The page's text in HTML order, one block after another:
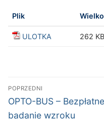
Plik
ULOTKA 262 KB
Nawigacja
wpisu
POPRZEDNI
Poprzedni
wpis:
OPTO-BUS – Bezpłatne
badanie wzroku